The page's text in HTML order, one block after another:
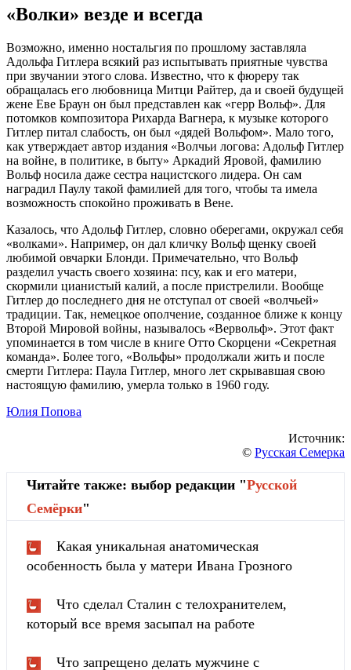
«Волки» везде и всегда
Возможно, именно ностальгия по прошлому заставляла
Адольфа Гитлера всякий раз испытывать приятные чувства
при звучании этого слова. Известно, что к фюреру так
обращалась его любовница Митци Райтер, да и своей будущей
жене Еве Браун он был представлен как «герр Вольф». Для
потомков композитора Рихарда Вагнера, к музыке которого
Гитлер питал слабость, он был «дядей Вольфом». Мало того,
как утверждает автор издания «Волчьи логова: Адольф Гитлер
на войне, в политике, в быту» Аркадий Яровой, фамилию
Вольф носила даже сестра нацистского лидера. Он сам
наградил Паулу такой фамилией для того, чтобы та имела
возможность спокойно проживать в Вене.
Казалось, что Адольф Гитлер, словно оберегами, окружал себя
«волками». Например, он дал кличку Вольф щенку своей
любимой овчарки Блонди. Примечательно, что Вольф
разделил участь своего хозяина: псу, как и его матери,
скормили цианистый калий, а после пристрелили. Вообще
Гитлер до последнего дня не отступал от своей «волчьей»
традиции. Так, немецкое ополчение, созданное ближе к концу
Второй Мировой войны, называлось «Вервольф». Этот факт
упоминается в том числе в книге Отто Скорцени «Секретная
команда». Более того, «Вольфы» продолжали жить и после
смерти Гитлера: Паула Гитлер, много лет скрывавшая свою
настоящую фамилию, умерла только в 1960 году.
Юлия Попова
Источник:
© Русская Семерка
Читайте также: выбор редакции "Русской
Cемёрки"
Какая уникальная анатомическая
особенность была у матери Ивана Грозного
Что сделал Сталин с телохранителем,
который все время засыпал на работе
Что запрещено делать мужчине с